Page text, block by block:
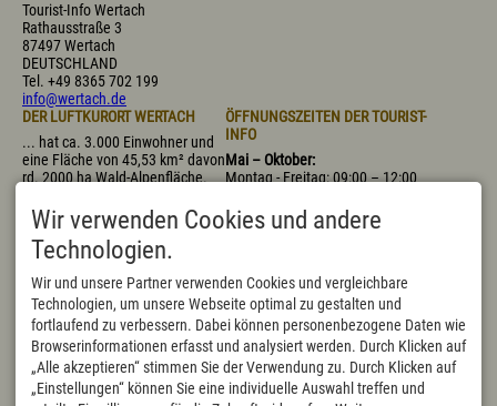
Tourist-Info Wertach
Rathausstraße 3
87497 Wertach
DEUTSCHLAND
Tel. +49 8365 702 199
info@wertach.de
DER LUFTKURORT WERTACH
... hat ca. 3.000 Einwohner und
eine Fläche von 45,53 km² davon
rd. 2000 ha Wald-Alpenfläche.
"Wertacher Hörnle") über dem
Meeresspiegel ist Wertach der
höchstgelegene Marktflecken
ÖFFNUNGSZEITEN DER TOURIST-
INFO
Mai – Oktober:
Montag - Freitag: 09:00 – 12:00
Samstag: 09:00 – 11:30 Uhr
09:00 – 12:00 Uhr, 14:00 – 16:00
Uhr
Freitag: 09:00 – 12:00 Uhr,
nachmittags geschlossen
Samstag geschlossen, bis auf
die bayerischen Schulferien
- Heiligabend geschlossen
- Silvester 09:00 - 11:30 Uhr
Wir verwenden Cookies und andere
Technologien.
Wir und unsere Partner verwenden Cookies und vergleichbare
Technologien, um unsere Webseite optimal zu gestalten und
fortlaufend zu verbessern. Dabei können personenbezogene Daten wie
Browserinformationen erfasst und analysiert werden. Durch Klicken auf
„Alle akzeptieren“ stimmen Sie der Verwendung zu. Durch Klicken auf
„Einstellungen“ können Sie eine individuelle Auswahl treffen und